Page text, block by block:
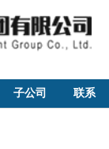
子公司 联系